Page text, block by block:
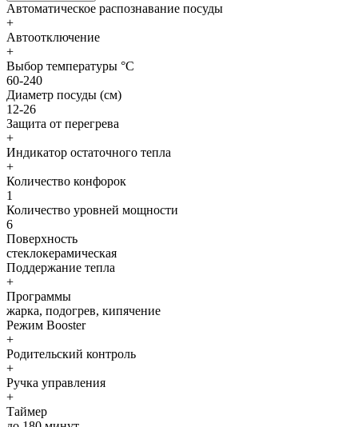
Автоматическое распознавание посуды
+
Автоотключение
+
Выбор температуры °C
60-240
Диаметр посуды (см)
12-26
Защита от перегрева
+
Индикатор остаточного тепла
+
Количество конфорок
1
Количество уровней мощности
6
Поверхность
стеклокерамическая
Поддержание тепла
+
Программы
жарка, подогрев, кипячение
Режим Booster
+
Родительский контроль
+
Ручка управления
+
Таймер